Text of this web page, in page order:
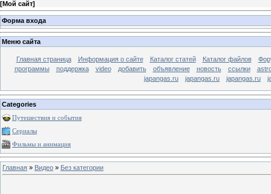
[Мой сайт]
Форма входа
Меню сайта
Главная страница Информация о сайте Каталог статей Каталог файлов
программы
поддержка video добавить объявление новость ссылки
japangas.ru
japangas.ru japangas.ru
Categories
Путешествия и события
Сериалы
Фильмы и анимация
Главная » Видео » Без категории